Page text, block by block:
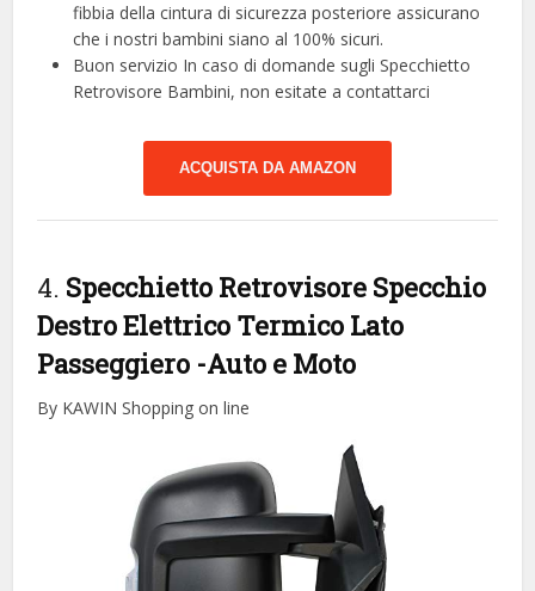
fibbia della cintura di sicurezza posteriore assicurano
che i nostri bambini siano al 100% sicuri.
Buon servizio In caso di domande sugli Specchietto
Retrovisore Bambini, non esitate a contattarci
ACQUISTA DA AMAZON
4. Specchietto Retrovisore Specchio
Destro Elettrico Termico Lato
Passeggiero -Auto e Moto
By KAWIN Shopping on line